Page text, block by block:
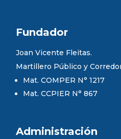
Fundador
Joan Vicente Fleitas.
Martillero Público y
Mat. COMPER N° 1217
Mat. CCPIER N° 867
Administración